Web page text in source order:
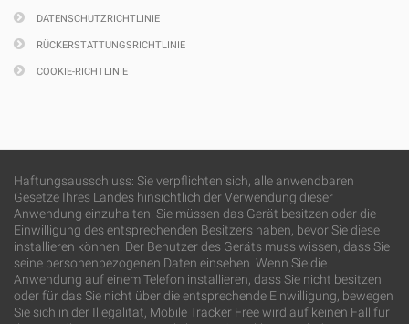
DATENSCHUTZRICHTLINIE
RÜCKERSTATTUNGSRICHTLINIE
COOKIE-RICHTLINIE
Haftungsausschluss: Sie verpflichten sich, alle anwendbaren
Gesetze Ihres Landes hinsichtlich der Verwendung dieser
Anwendung einzuhalten. Sie müssen das Gerät besitzen oder die
Einwilligung des entsprechenden Besitzers haben, bevor Sie diese
installieren können. Der Benutzer des Geräts muss wissen, dass Sie
seine personenbezogenen Daten einsehen. Wenn Sie die
Anwendung auf einem Telefon installieren, dass Sie nicht besitzen
oder für das Sie nicht über die entsprechende Einwilligung, bewegen
Sie sich in der Illegalität, Mobile Tracker Free wird auf keinen Fall für